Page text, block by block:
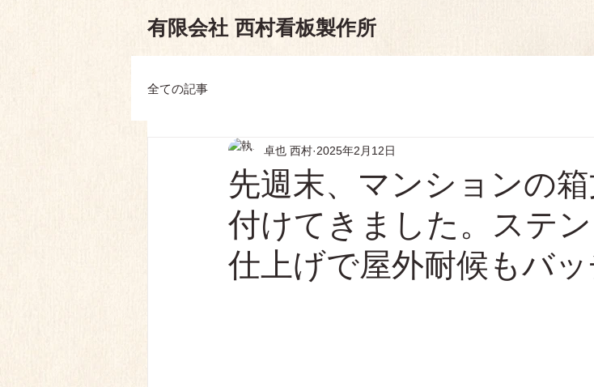
有限会社 西村看板製作所
全ての記事
先週末、マンションの
付けてきました。ステ
仕上げで屋外耐候もバッ
卓也 西村 2025年2月12日